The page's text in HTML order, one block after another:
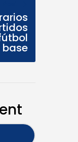
base